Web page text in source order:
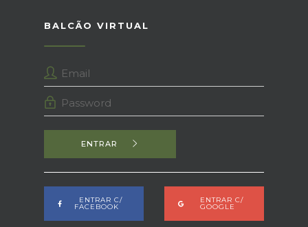
BALCÃO VIRTUAL
ENTRAR
ENTRAR C/
FACEBOOK
ENTRAR C/
GOOGLE